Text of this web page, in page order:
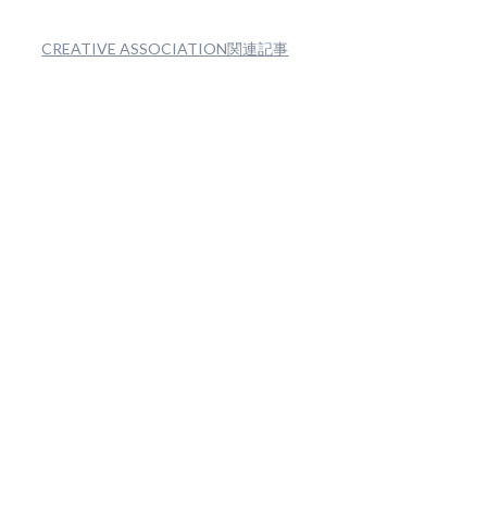
CREATIVE ASSOCIATION関連記事